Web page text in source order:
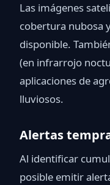
Las imágenes
cobertura nubosa
disponible.
(en infrarrojo
aplicaciones de
lluviosos.
Alertas
Al identificar
posible emitir